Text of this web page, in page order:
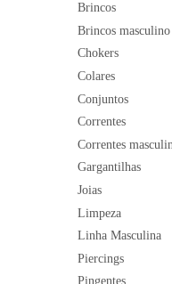
Brincos
Brincos masculino
Chokers
Colares
Conjuntos
Correntes
Correntes
Gargantilhas
Joias
Limpeza
Linha Masculina
Piercings
Pingentes